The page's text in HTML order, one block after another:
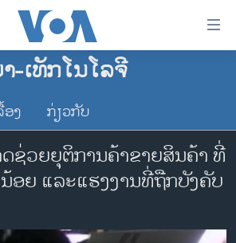
ທີບໍດີ ສະຫະລັດ 2024
-ເທັກໂນໂລຈີ
ງ ກ່ຽວກັບ
ຊ່ວຍ​ຍຸ​ຕິ​ການ​ຄ້າ​ຂາຍສິນ​ຄ້າ ​ທີ່​
ອຍ ແລະແຮງ​ງານ​ທີ່ຖືກບັງ​ຄັບ